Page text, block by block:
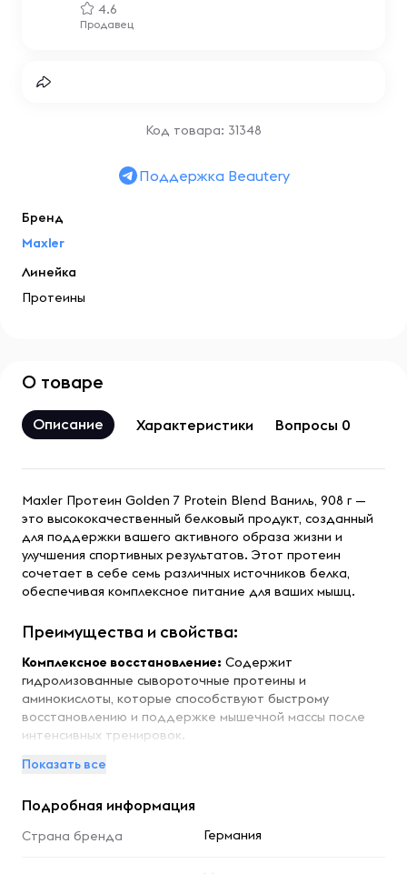
4.6
Продавец
Код товара: 31348
Поддержка Beautery
Бренд
Maxler
Линейка
Протеины
О товаре
Описание Характеристики Вопросы 0
Maxler Протеин Golden 7 Protein Blend Ваниль, 908 г —
это высококачественный белковый продукт, созданный
для поддержки вашего активного образа жизни и
улучшения спортивных результатов. Этот протеин
сочетает в себе семь различных источников белка,
обеспечивая комплексное питание для ваших мышц.
Преимущества и свойства:
Комплексное восстановление: Содержит
гидролизованные сывороточные протеины и
аминокислоты, которые способствуют быстрому
восстановлению и поддержке мышечной массы после
интенсивных тренировок.
постепенное высвобождение аминокислот, что
тканей в течение длительного времени.
основным строительным материалом для организма, и их
Показать все
Подробная информация
Страна бренда Германия